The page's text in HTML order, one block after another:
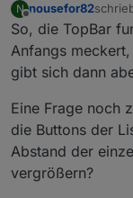
N
Offline
nousefor82
So, die TopBar
Anfangs
gibt sich dann
Eine Frage noch
die Buttons der
Abstand der
vergrößern?